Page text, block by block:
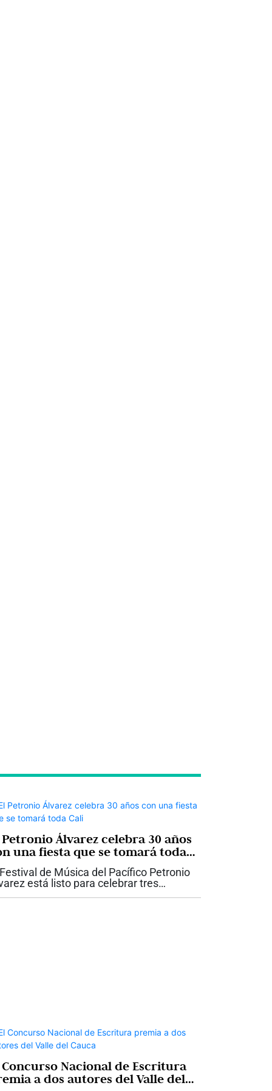
Petronio Álvarez celebra 30 años
una fiesta que se tomará toda
de Música del Pacífico Petronio
está listo para celebrar tres
Concurso Nacional de Escritura
a dos autores del Valle del